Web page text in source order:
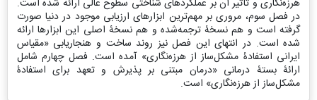
در فصل سوم، مروری بر مهم‌ترین ابزارهای ارزیابی موجود در دنیا صورت
گرفته است و هم نسخۀ ترجمه‌شده و هم نسخۀ اصلی این ابزارها ارائه
شده است. در انتهای این فصل نیز روند ساخت و هنجاریابی «مقیاس
ایرانی استفادۀ مشکل‌ساز از هرزه‌نگاری» آمده است. فصل چهارم شامل
ارائۀ بستۀ درمانی «درمان مبتنی بر پذیرش و تعهد برای استفادۀ
مشکل‌ساز از هرزه‌نگاری» است.